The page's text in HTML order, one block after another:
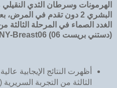
الهرمونات وسرطان الثدي
البشري 2 دون تقدم في المرض،
الغدد الصماء في المرحلة الثالثة
(دستني بريست 06
)
Breast06)
أظهرت النتائج الإيجابية
الثالثة من التجربة